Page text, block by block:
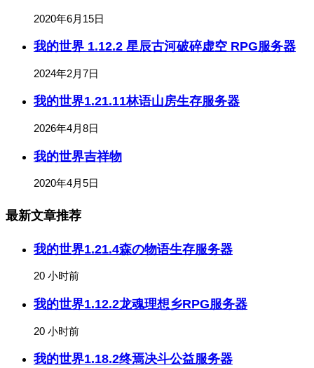
2020年6月15日
我的世界 1.12.2 星辰古河破碎虚空 RPG服务器
2024年2月7日
我的世界1.21.11林语山房生存服务器
2026年4月8日
我的世界吉祥物
2020年4月5日
最新文章推荐
我的世界1.21.4森の物语生存服务器
20 小时前
我的世界1.12.2龙魂理想乡RPG服务器
20 小时前
我的世界1.18.2终焉决斗公益服务器